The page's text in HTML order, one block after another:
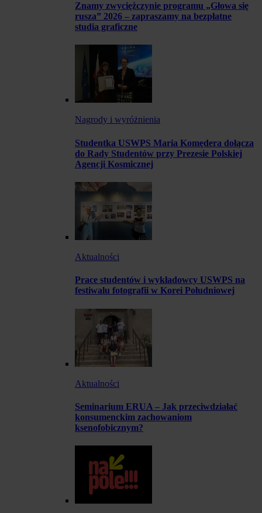
Znamy zwyciężczynie programu „Głowa się
rusza” 2026 – zapraszamy na bezpłatne
studia graficzne
Nagrody i wyróżnienia
Studentka USWPS Maria Komędera dołącza
do Rady Studentów przy Prezesie Polskiej
Agencji Kosmicznej
Aktualności
Prace studentów i wykładowcy USWPS na
festiwalu fotografii w Korei Południowej
Aktualności
Seminarium ERUA – Jak przeciwdziałać
konsumenckim zachowaniom
ksenofobicznym?